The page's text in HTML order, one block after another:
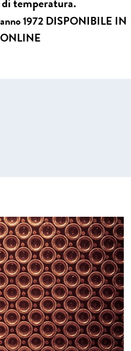
1972 DISPONIBILE IN